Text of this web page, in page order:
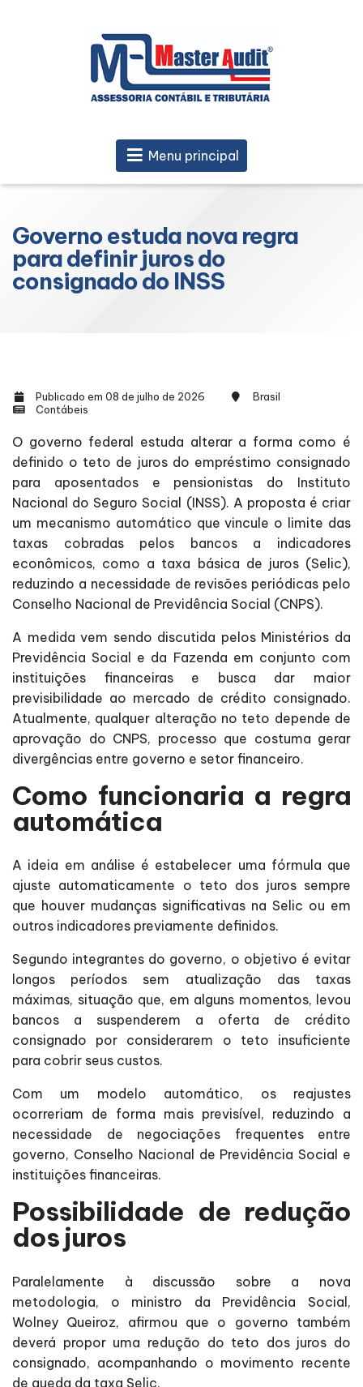
Menu principal
Governo estuda nova regra
para definir juros do
consignado do INSS
Publicado em 08 de julho de 2026
Brasil
Contábeis
O governo federal estuda alterar a forma como é
definido o teto de juros do empréstimo consignado
para aposentados e pensionistas do Instituto
Nacional do Seguro Social (INSS). A proposta é criar
um mecanismo automático que vincule o limite das
taxas cobradas pelos bancos a indicadores
econômicos, como a taxa básica de juros (Selic),
reduzindo a necessidade de revisões periódicas pelo
Conselho Nacional de Previdência Social (CNPS).
A medida vem sendo discutida pelos Ministérios da
Previdência Social e da Fazenda em conjunto com
instituições financeiras e busca dar maior
previsibilidade ao mercado de crédito consignado.
Atualmente, qualquer alteração no teto depende de
aprovação do CNPS, processo que costuma gerar
divergências entre governo e setor financeiro.
Como funcionaria a regra
automática
A ideia em análise é estabelecer uma fórmula que
ajuste automaticamente o teto dos juros sempre
que houver mudanças significativas na Selic ou em
outros indicadores previamente definidos.
Segundo integrantes do governo, o objetivo é evitar
longos períodos sem atualização das taxas
máximas, situação que, em alguns momentos, levou
bancos a suspenderem a oferta de crédito
consignado por considerarem o teto insuficiente
para cobrir seus custos.
Com um modelo automático, os reajustes
ocorreriam de forma mais previsível, reduzindo a
necessidade de negociações frequentes entre
governo, Conselho Nacional de Previdência Social e
instituições financeiras.
Possibilidade de redução
dos juros
Paralelamente à discussão sobre a nova
metodologia, o ministro da Previdência Social,
Wolney Queiroz, afirmou que o governo também
deverá propor uma redução do teto dos juros do
consignado, acompanhando o movimento recente
de queda da taxa Selic.